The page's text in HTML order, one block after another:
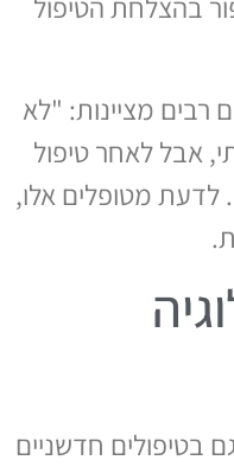
רבים מציינות: "לא
אבל לאחר טיפול
מטופלים אלו,
חדשניים